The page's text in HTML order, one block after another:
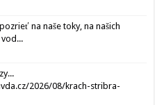
na naše toky, na našich
2026/08/krach-stribra-